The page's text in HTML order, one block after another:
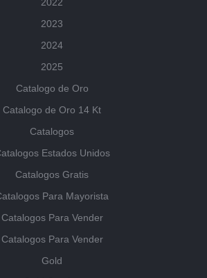
2023
2024
2025
Catalogo de Oro
Catalogo de Oro 14 Kt
Catalogos
Estados Unidos
Catalogos Gratis
Para Mayorista
Catalogos Para Vender
Catalogos Para Vender
Gold